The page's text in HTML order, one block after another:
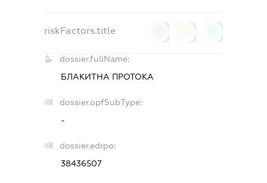
riskFactors.title
dossier.fullName:
БЛАКИТНА ПРОТОКА
dossier.opfSubType:
-
dossier.edrpo:
38436507